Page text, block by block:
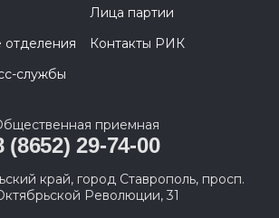
Лица партии
отделения
Контакты РИК
службы
приемная
(8652) 29-74-00
край, город Ставрополь, просп.
Революции, 31